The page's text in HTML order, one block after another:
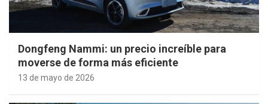
Dongfeng Nammi: un precio increíble para
moverse de forma más eficiente
13 de mayo de 2026